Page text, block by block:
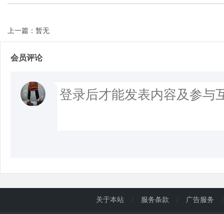
上一篇：暂无
会员评论
关于本站 / 服务条款 / 广告服务 /